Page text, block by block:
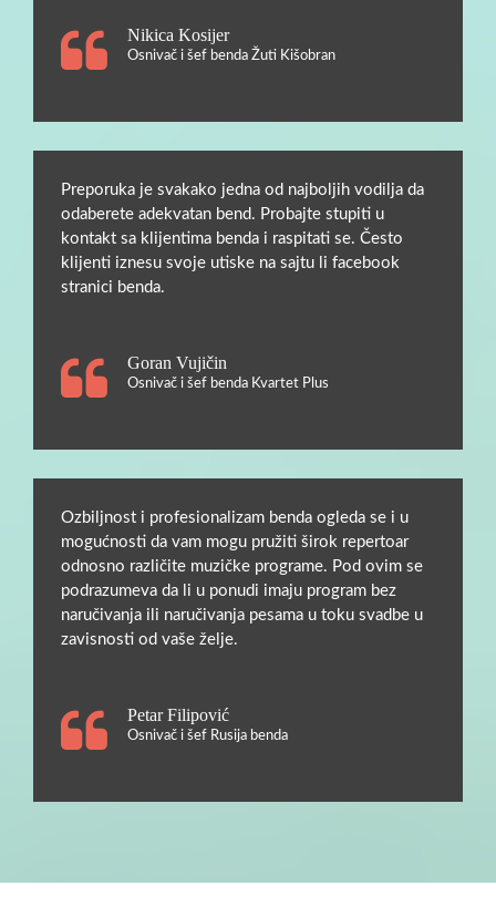
Nikica Kosijer
Osnivač i šef benda Žuti Kišobran
Preporuka je svakako jedna od najboljih vodilja da
odaberete adekvatan bend. Probajte stupiti u
kontakt sa klijentima benda i raspitati se. Često
klijenti iznesu svoje utiske na sajtu li facebook
stranici benda.
Goran Vujičin
Osnivač i šef benda Kvartet Plus
Ozbiljnost i profesionalizam benda ogleda se i u
mogućnosti da vam mogu pružiti širok repertoar
odnosno različite muzičke programe. Pod ovim se
podrazumeva da li u ponudi imaju program bez
naručivanja ili naručivanja pesama u toku svadbe u
zavisnosti od vaše želje.
Petar Filipović
Osnivač i šef Rusija benda